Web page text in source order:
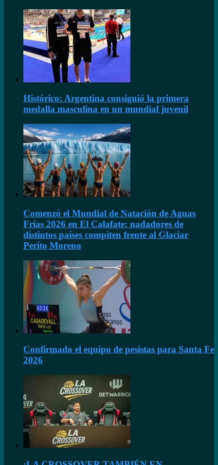
Histórico: Argentina consiguió la primera
medalla masculina en un mundial juvenil
Comenzó el Mundial de Natación de Aguas
Frías 2026 en El Calafate: nadadores de
distintos países compiten frente al Glaciar
Perito Moreno
Confirmado el equipo de pesistas para Santa Fe
2026